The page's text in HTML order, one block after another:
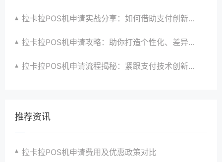
拉卡拉POS机申请实战分享：如何借助支付创新技术提升商户运营效益与效率
拉卡拉POS机申请攻略：助你打造个性化、差异化支付体验以提升竞争力
拉卡拉POS机申请流程揭秘：紧跟支付技术创新步伐，抢占市场先机
推荐资讯
拉卡拉POS机申请费用及优惠政策对比